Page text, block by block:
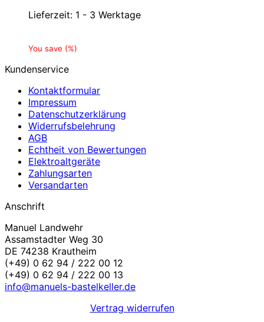
Lieferzeit: 1 - 3 Werktage
You save (%)
Kundenservice
Kontaktformular
Impressum
Datenschutzerklärung
Widerrufsbelehrung
AGB
Echtheit von Bewertungen
Elektroaltgeräte
Zahlungsarten
Versandarten
Anschrift
Manuel Landwehr
Assamstadter Weg 30
DE 74238 Krautheim
(+49) 0 62 94 / 222 00 12
(+49) 0 62 94 / 222 00 13
info@manuels-bastelkeller.de
Vertrag widerrufen